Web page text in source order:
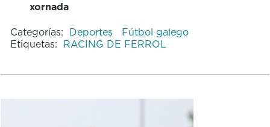
xornada
Categorías: Deportes
Fútbol galego
Etiquetas: RACING DE FERROL